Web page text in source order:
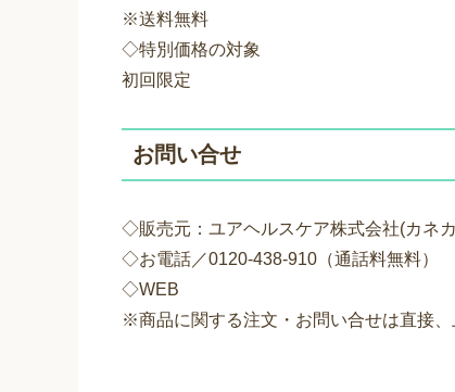
※送料無料
◇特別価格の対象
初回限定
お問い合せ
◇販売元：ユアヘルスケア株式会社(カネ
◇お電話／0120-438-910（通話料無料）
◇WEB
※商品に関する注文・お問い合せは直接、